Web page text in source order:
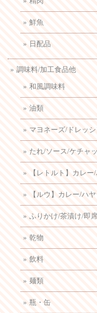
鮮魚
日配品
調味料/加工食品他
和風調味料
油類
マヨネーズ/ドレッ
たれ/ソース/ケチャ
【レトルト】カレ
【ルウ】カレー/ハ
ふりかけ/茶漬け/即
乾物
飲料
麺類
瓶・缶